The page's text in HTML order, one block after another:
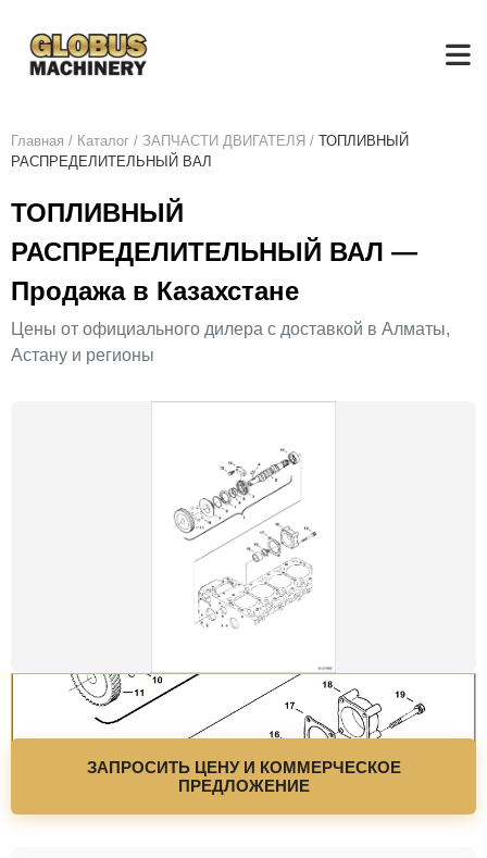
Главная / Каталог / ЗАПЧАСТИ ДВИГАТЕЛЯ / ТОПЛИВНЫЙ
РАСПРЕДЕЛИТЕЛЬНЫЙ ВАЛ
ТОПЛИВНЫЙ
РАСПРЕДЕЛИТЕЛЬНЫЙ ВАЛ —
Продажа в Казахстане
Цены от официального дилера с доставкой в Алматы,
Астану и регионы
ЗАПРОСИТЬ ЦЕНУ И КОММЕРЧЕСКОЕ
ПРЕДЛОЖЕНИЕ